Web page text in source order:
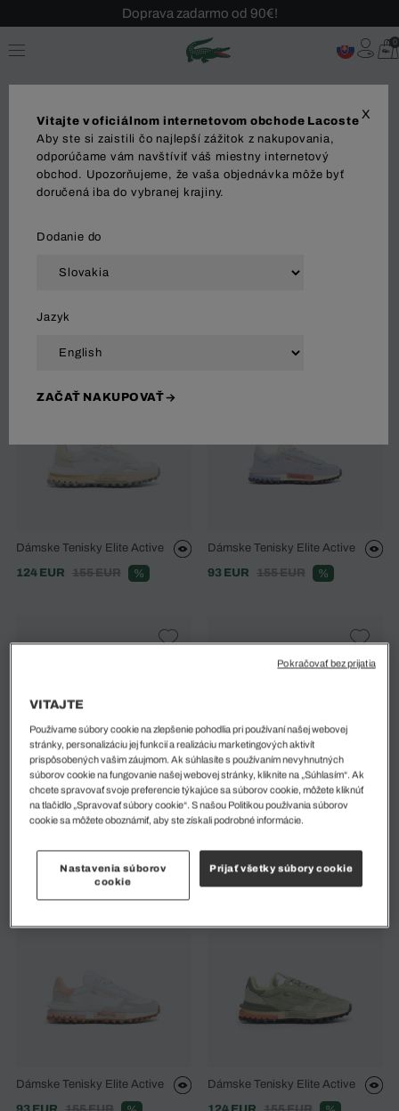
Sezónny výpredaj až -40 %!
Bezplatné vrátenie!
0
MUŽI ŽENY
Dámske Tenisky Elite Active
124 EUR
155 EUR %
Dámske Tenisky Elite Active
93 EUR
155 EUR %
Dámske Bežecké Topánky
Neo Run 2
109 EUR 155 EUR %
Dámske Tenisky Elite Active
Dámske Tenisky Elite Active
Dámske Tenisky Elite Active
X
Vitajte v oficiálnom internetovom obchode Lacoste
Aby ste si zaistili čo najlepší zážitok z nakupovania,
odporúčame vám navštíviť váš miestny internetový
obchod. Upozorňujeme, že vaša objednávka môže byť
doručená iba do vybranej krajiny.
Dodanie do
Jazyk
ZAČAŤ NAKUPOVAŤ
VITAJTE
Používame súbory cookie na zlepšenie pohodlia pri používaní našej webovej
stránky, personalizáciu jej funkcií a realizáciu marketingových aktivít
prispôsobených vašim záujmom. Ak súhlasíte s používaním nevyhnutných
súborov cookie na fungovanie našej webovej stránky, kliknite na „Súhlasím“. Ak
chcete spravovať svoje preferencie týkajúce sa súborov cookie, môžete kliknúť
na tlačidlo „Spravovať súbory cookie“. S našou Politikou používania súborov
cookie sa môžete oboznámiť, aby ste získali podrobné informácie.
Nastavenia súborov
cookie
Prijať všetky súbory cookie
Pokračovať bez prijatia